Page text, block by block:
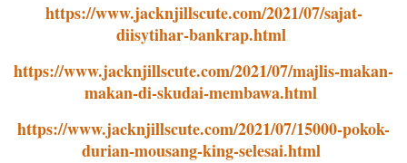
https://www.jacknjillscute.com/2021/07/sajat-
diisytihar-bankrap.html
https://www.jacknjillscute.com/2021/07/majlis-makan-
makan-di-skudai-membawa.html
https://www.jacknjillscute.com/2021/07/15000-pokok-
durian-mousang-king-selesai.html